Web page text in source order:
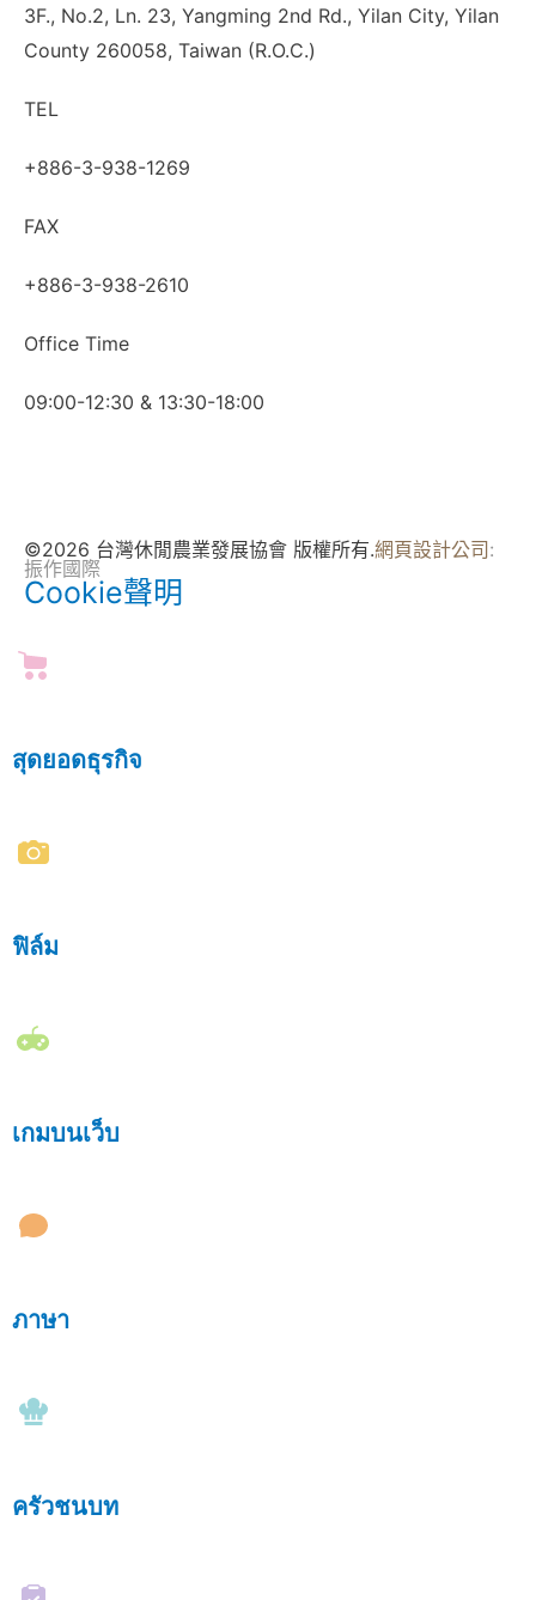
3F., No.2, Ln. 23, Yangming 2nd Rd., Yilan City, Yilan
County 260058, Taiwan (R.O.C.)
TEL
+886-3-938-1269
FAX
+886-3-938-2610
Office Time
09:00-12:30 & 13:30-18:00
©2026 台灣休閒農業發展協會 版權所有.網頁設計公司 :
振作國際
Cookie聲明
สุดยอดธุรกิจ
ฟิล์ม
เกมบนเว็บ
ภาษา
ครัวชนบท